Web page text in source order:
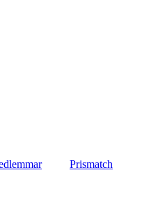
Prismatch